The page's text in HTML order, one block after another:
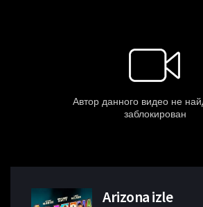
Arizona izle